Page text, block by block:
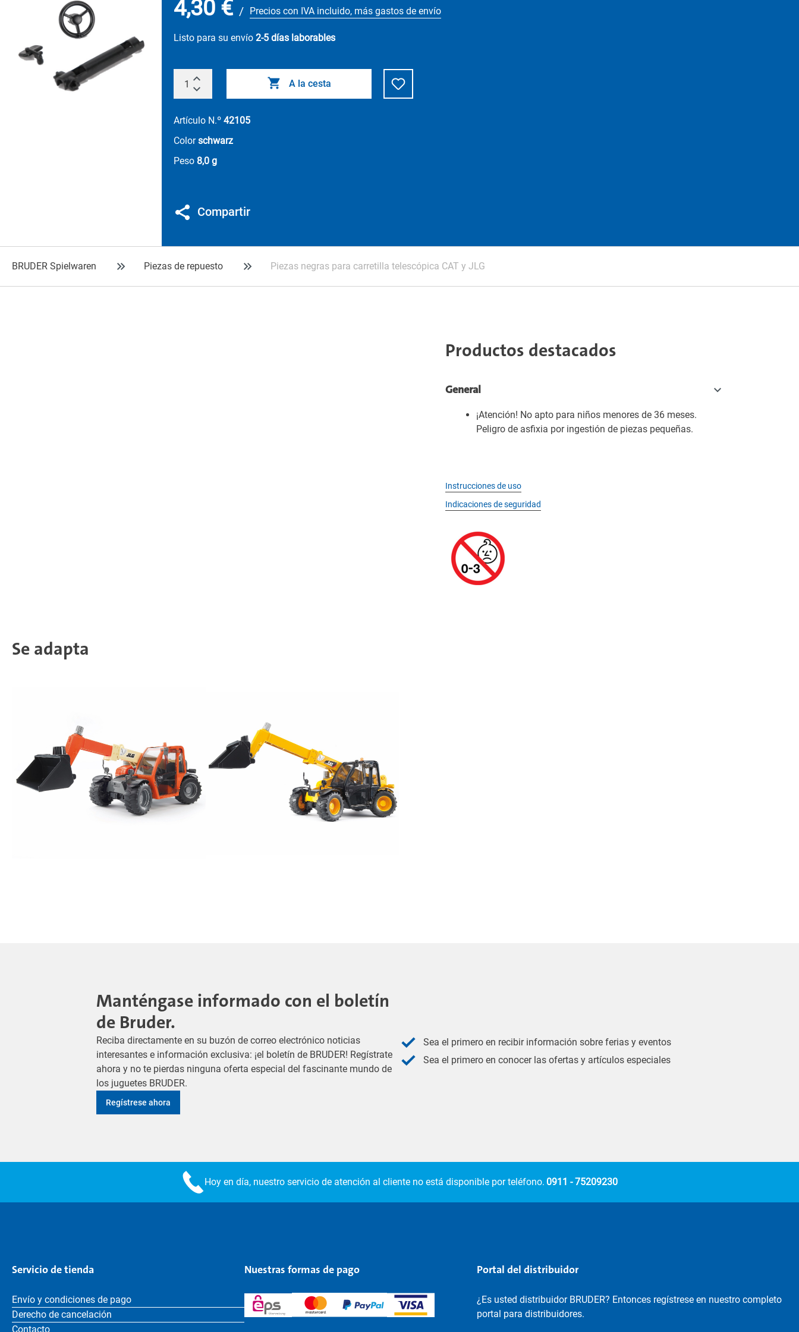
4,30 € / Precios con IVA incluido, más gastos de envío
Listo para su envío 2-5 días laborables
A la cesta
Artículo N.º 42105
Colorschwarz
Peso 8,0 g
Compartir
BRUDER Spielwaren Piezas de repuesto Piezas negras para carretilla telescópica CAT y JLG
Productos destacados
General
¡Atención! No apto para niños menores de 36 meses.
Peligro de asfixia por ingestión de piezas pequeñas.
Instrucciones de uso
Indicaciones de seguridad
Se adapta
Manténgase informado con el boletín
de Bruder.
Reciba directamente en su buzón de correo electrónico noticias
interesantes e información exclusiva: ¡el boletín de BRUDER! Regístrate
ahora y no te pierdas ninguna oferta especial del fascinante mundo de
los juguetes BRUDER.
Regístrese ahora
Sea el primero en recibir información sobre ferias y eventos
Sea el primero en conocer las ofertas y artículos especiales
Hoy en día, nuestro servicio de atención al cliente no está disponible por teléfono. 0911 - 75209230
Servicio de tienda
Envío y condiciones de pago
Derecho de cancelación
Contacto
Nuestras formas de pago Portal del distribuidor
¿Es usted distribuidor BRUDER? Entonces regístrese en nuestro completo
portal para distribuidores.